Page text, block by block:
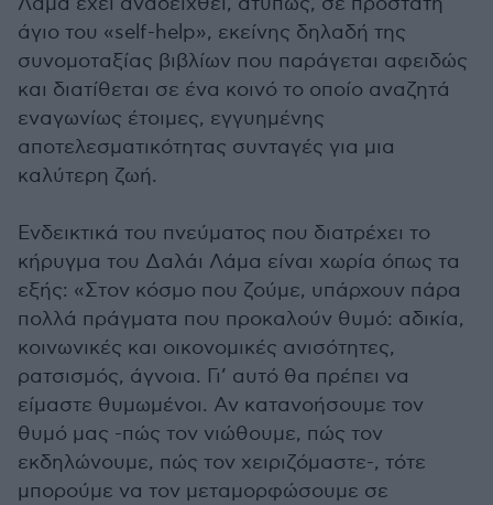
άγιο του «self-help», εκείνης δηλαδή της
συνομοταξίας βιβλίων που παράγεται αφειδώς
και διατίθεται σε ένα κοινό το οποίο αναζητά
εναγωνίως έτοιμες, εγγυημένης
αποτελεσματικότητας συνταγές για μια
καλύτερη ζωή.
Ενδεικτικά του πνεύματος που διατρέχει το
κήρυγμα του Δαλάι Λάμα είναι χωρία όπως τα
εξής: «Στον κόσμο που ζούμε, υπάρχουν πάρα
πολλά πράγματα που προκαλούν θυμό: αδικία,
κοινωνικές και οικονομικές ανισότητες,
ρατσισμός, άγνοια. Γι’ αυτό θα πρέπει να
είμαστε θυμωμένοι. Αν κατανοήσουμε τον
θυμό μας -πώς τον νιώθουμε, πώς τον
εκδηλώνουμε, πώς τον χειριζόμαστε-, τότε
μπορούμε να τον μεταμορφώσουμε σε